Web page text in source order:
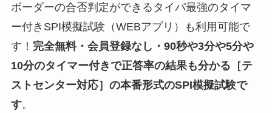
ボーダーの合否判定ができるタイパ最強のタイマ
ー付きSPI模擬試験（WEBアプリ）も利用可能で
す！ 完全無料・会員登録なし・90秒や3分や5分や
10分のタイマー付きで正答率の結果も分かる ［テ
ストセンター対応］ の本番形式のSPI模擬試験で
す。